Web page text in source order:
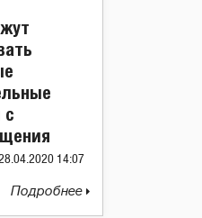
с
14:07
Подробнее